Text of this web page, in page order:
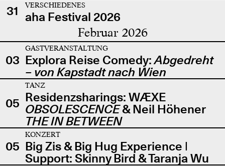
31
VERSCHIEDENES
aha Festival 2026
Februar 2026
03
GASTVERANSTALTUNG
Explora Reise Comedy:Abgedreht
– von Kapstadt nach Wien
05
TANZ
Residenzsharings: WÆXE
OBSOLESCENCE& Neil Höhener
THE IN BETWEEN
05
KONZERT
Big Zis & Big Hug Experience |
Support: Skinny Bird & Taranja Wu